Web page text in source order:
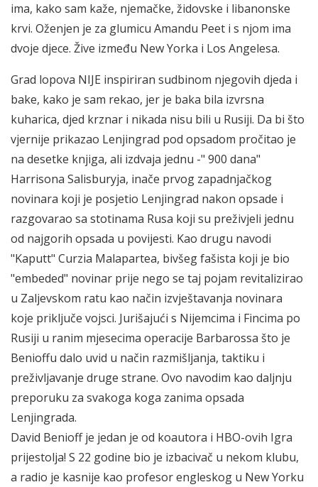
ima, kako sam kaže, njemačke, židovske i libanonske
krvi. Oženjen je za glumicu Amandu Peet i s njom ima
dvoje djece. Žive između New Yorka i Los Angelesa.
Grad lopova NIJE inspiriran sudbinom njegovih djeda i
bake, kako je sam rekao, jer je baka bila izvrsna
kuharica, djed krznar i nikada nisu bili u Rusiji. Da bi što
vjernije prikazao Lenjingrad pod opsadom pročitao je
na desetke knjiga, ali izdvaja jednu -" 900 dana"
Harrisona Salisburyja, inače prvog zapadnjačkog
novinara koji je posjetio Lenjingrad nakon opsade i
razgovarao sa stotinama Rusa koji su preživjeli jednu
od najgorih opsada u povijesti. Kao drugu navodi
"Kaputt" Curzia Malapartea, bivšeg fašista koji je bio
"embeded" novinar prije nego se taj pojam revitalizirao
u Zaljevskom ratu kao način izvještavanja novinara
koje priključe vojsci. Jurišajući s Nijemcima i Fincima po
Rusiji u ranim mjesecima operacije Barbarossa što je
Benioffu dalo uvid u način razmišljanja, taktiku i
preživljavanje druge strane. Ovo navodim kao daljnju
preporuku za svakoga koga zanima opsada
Lenjingrada.
David Benioff je jedan je od koautora i HBO-ovih Igra
prijestolja! S 22 godine bio je izbacivač u nekom klubu,
a radio je kasnije kao profesor engleskog u New Yorku